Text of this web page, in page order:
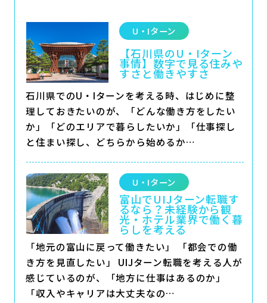
U・Iターン
【石川県のU・Iターン
事情】数字で見る住みや
すさと働きやすさ
石川県でのU・Iターンを考える時、はじめに整
理しておきたいのが、「どんな働き方をしたい
か」「どのエリアで暮らしたいか」「仕事探し
と住まい探し、どちらから始めるか…
U・Iターン
富山でUIJターン転職す
るなら？未経験から観
光・ホテル業界で働く暮
らしを考える
「地元の富山に戻って働きたい」 「都会での働
き方を見直したい」 UIJターン転職を考える人が
感じているのが、「地方に仕事はあるのか」
「収入やキャリアは大丈夫なの…